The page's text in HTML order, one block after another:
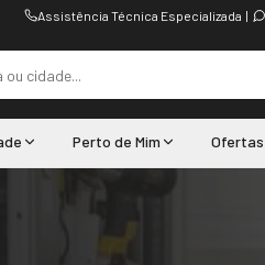
Assistência Técnica Especializada |
Perto de Mim Ofertas